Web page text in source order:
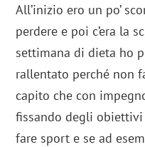
All’inizio ero un po’
perdere e poi c’era la
settimana di dieta ho
rallentato perché non
capito che con
fissando degli
fare sport e se ad